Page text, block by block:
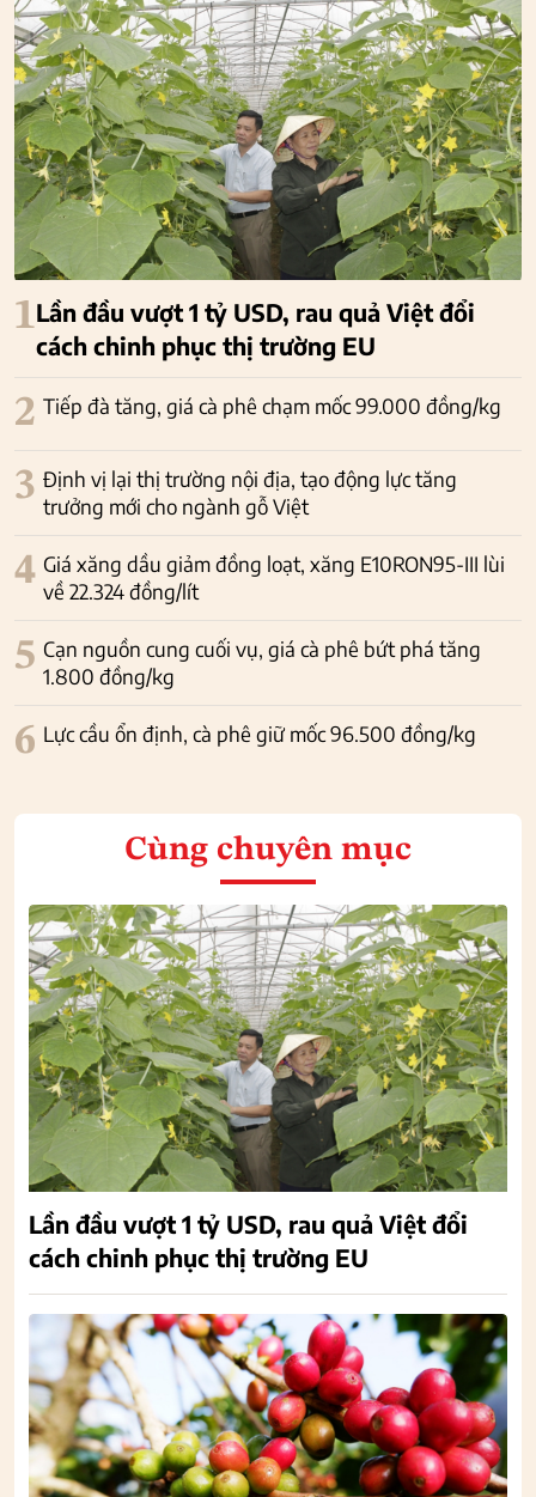
1Lần đầu vượt 1 tỷ USD, rau quả Việt đổi
cách chinh phục thị trường EU
2 Tiếp đà tăng, giá cà phê chạm mốc 99.000 đồng/kg
3 Định vị lại thị trường nội địa, tạo động lực tăng
trưởng mới cho ngành gỗ Việt
4 Giá xăng dầu giảm đồng loạt, xăng E10RON95-III lùi
về 22.324 đồng/lít
5 Cạn nguồn cung cuối vụ, giá cà phê bứt phá tăng
1.800 đồng/kg
6 Lực cầu ổn định, cà phê giữ mốc 96.500 đồng/kg
Cùng chuyên mục
Lần đầu vượt 1 tỷ USD, rau quả Việt đổi
cách chinh phục thị trường EU